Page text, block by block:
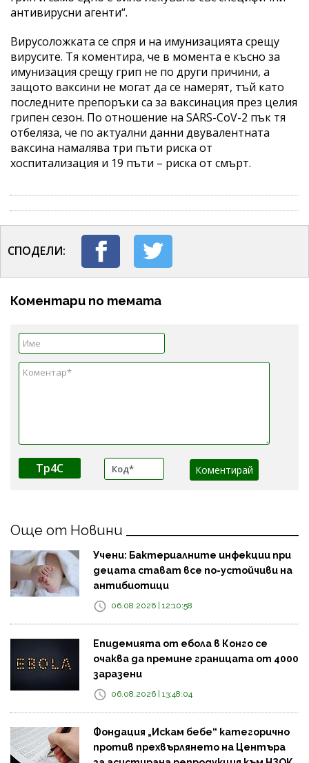
антивирусни агенти“.
Вирусоложката се спря и на имунизацията срещу
вирусите. Тя коментира, че в момента е късно за
имунизация срещу грип не по други причини, а
защото ваксини не могат да се намерят, тъй като
последните препоръки са за ваксинация през целия
грипен сезон. По отношение на SARS-CoV-2 пък тя
отбеляза, че по актуални данни двувалентната
ваксина намалява три пъти риска от
хоспитализация и 19 пъти – риска от смърт.
СПОДЕЛИ:
Коментари по темата
Tp4C
Още от Новини
Учени: Бактериалните инфекции при
децата стават все по-устойчиви на
антибиотици
06.08.2026 | 12:10:58
Епидемията от ебола в Конго се
очаква да премине границата от 4000
заразени
06.08.2026 | 13:48:04
Фондация „Искам бебе“ категорично
против прехвърлянето на Центъра